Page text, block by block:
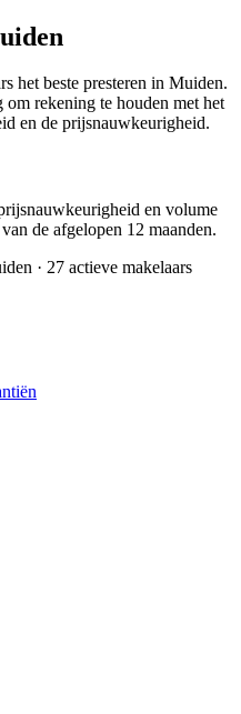
het beste presteren in Muiden.
rekening te houden met het
en de prijsnauwkeurigheid.
en volume
de afgelopen 12 maanden.
· 27 actieve makelaars